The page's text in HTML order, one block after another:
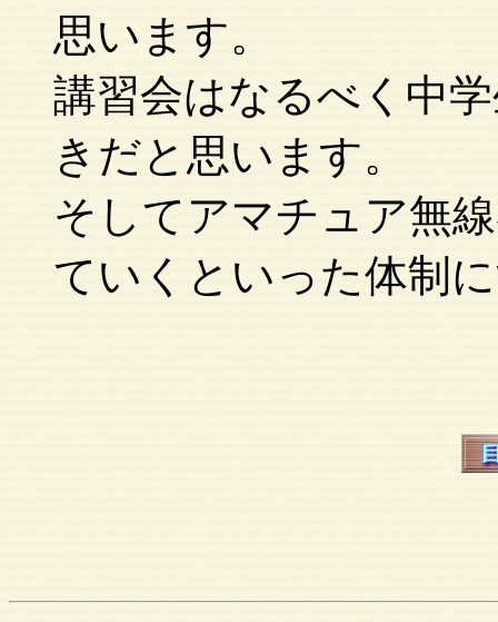
思います。
講習会はなるべく中
きだと思います。
そしてアマチュア無
ていくといった体制